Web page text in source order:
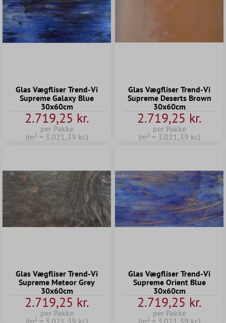
Glas Vægfliser Trend-Vi
Supreme Galaxy Blue
30x60cm
2.719,25 kr.
per Pakke
(m² = 3.021,39 kr.)
Glas Vægfliser Trend-Vi
Supreme Deserts Brown
30x60cm
2.719,25 kr.
per Pakke
(m² = 3.021,39 kr.)
Glas Vægfliser Trend-Vi
Supreme Meteor Grey
30x60cm
2.719,25 kr.
per Pakke
(m² = 3.021,39 kr.)
Glas Vægfliser Trend-Vi
Supreme Orient Blue
30x60cm
2.719,25 kr.
per Pakke
(m² = 3.021,39 kr.)